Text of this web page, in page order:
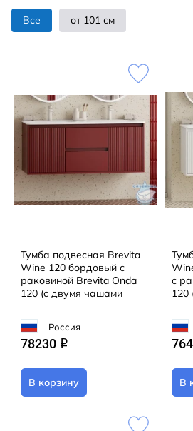
Все от 101 см
Тумба подвесная Brevita
Wine 120 бордовый с
раковиной Brevita Onda
120 (с двумя чашами
Россия
78230 q
В корзину
с
120
В